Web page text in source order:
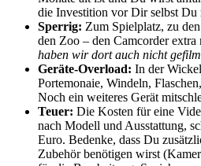
die Investition vor Dir selbst Du
Sperrig: Zum Spielplatz, zu
den Zoo – den Camcorder extra
haben wir dort auch nicht
Geräte-Overload: In der
Portemonaie, Windeln,
Noch ein weiteres Gerät
Teuer: Die Kosten für eine
nach Modell und Ausstattung,
Euro. Bedenke, dass Du
Zubehör benötigen wirst